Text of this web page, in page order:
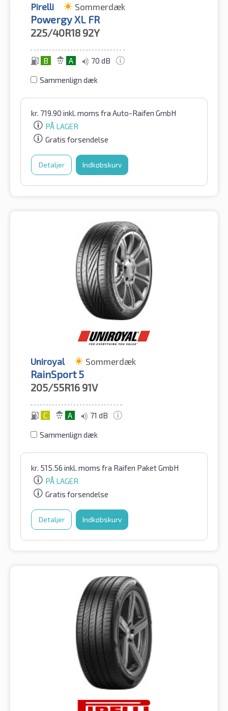
Pirelli Sommerdæk
Powergy XL FR
225/40R18 92Y
B A 70 dB
Sammenlign dæk
kr. 719.90 inkl. moms fra Auto-Raifen GmbH
PÅ LAGER
Gratis forsendelse
Detaljer Indkøbskurv
Uniroyal Sommerdæk
RainSport 5
205/55R16 91V
C A 71 dB
Sammenlign dæk
kr. 515.56 inkl. moms fra Raifen Paket GmbH
PÅ LAGER
Gratis forsendelse
Detaljer Indkøbskurv